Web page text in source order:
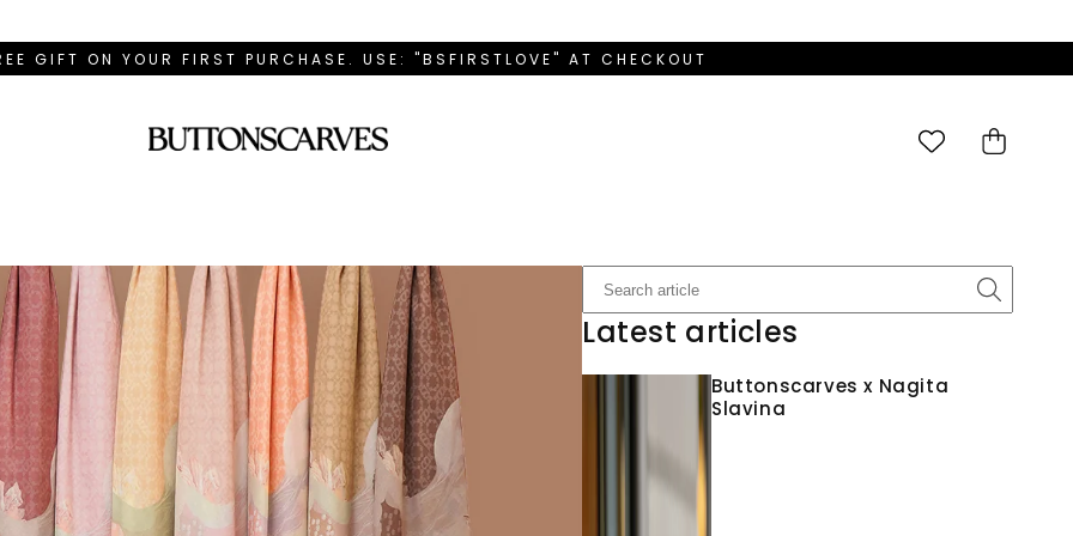
GIFT ON YOUR FIRST PURCHASE. USE: "BSFIRSTLOVE" AT CHECKOUT
Cart
Latest articles
Buttonscarves x Nagita
Slavina